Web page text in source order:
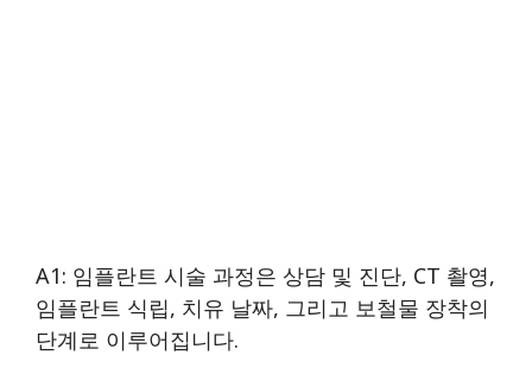
A1: 임플란트 시술 과정은 상담 및 진단, CT 촬영,
임플란트 식립, 치유 날짜, 그리고 보철물 장착의
단계로 이루어집니다.